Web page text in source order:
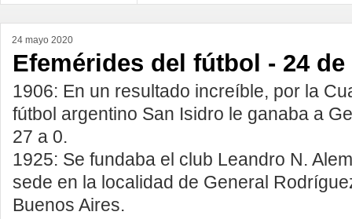
24 mayo 2020
Efemérides del fútbol - 24 de
1906: En un resultado increíble, por la
fútbol argentino San Isidro le ganaba a
27 a 0.
1925: Se fundaba el club Leandro N.
sede en la localidad de General
Buenos Aires.